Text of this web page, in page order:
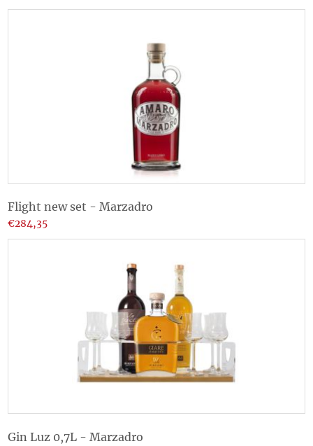
Flight new set - Marzadro
€284,35
Gin Luz 0,7L - Marzadro